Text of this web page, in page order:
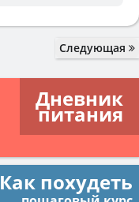
Следующая
Дневник
питания
Как похудеть